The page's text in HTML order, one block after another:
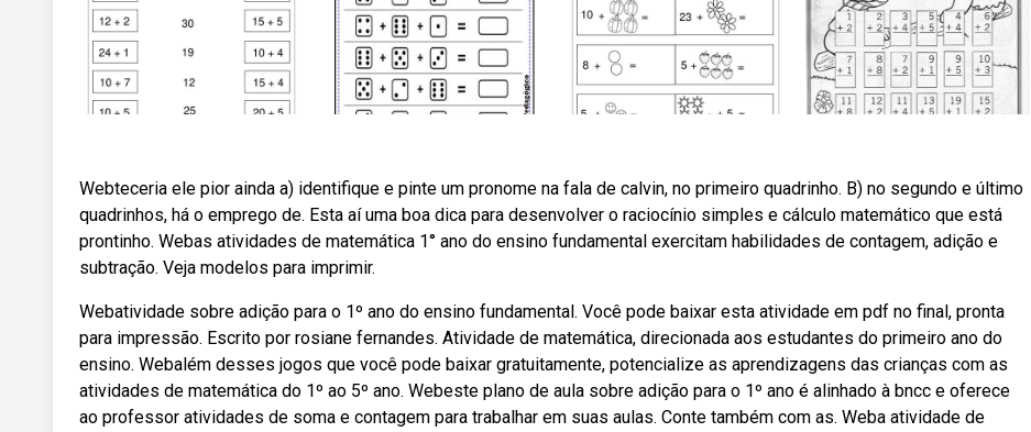
Webteceria ele pior ainda a) identifique e pinte um pronome na fala de calvin, no primeiro quadrinho. B) no segundo e último
quadrinhos, há o emprego de. Esta aí uma boa dica para desenvolver o raciocínio simples e cálculo matemático que está
prontinho. Webas atividades de matemática 1° ano do ensino fundamental exercitam habilidades de contagem, adição e
subtração. Veja modelos para imprimir.
Webatividade sobre adição para o 1º ano do ensino fundamental. Você pode baixar esta atividade em pdf no final, pronta
para impressão. Escrito por rosiane fernandes. Atividade de matemática, direcionada aos estudantes do primeiro ano do
ensino. Webalém desses jogos que você pode baixar gratuitamente, potencialize as aprendizagens das crianças com as
atividades de matemática do 1º ao 5º ano. Webeste plano de aula sobre adição para o 1º ano é alinhado à bncc e oferece
ao professor atividades de soma e contagem para trabalhar em suas aulas. Conte também com as. Weba atividade de